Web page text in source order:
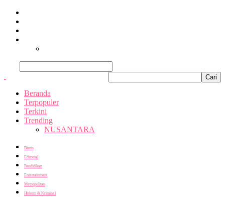
Beranda
Terpopuler
Terkini
Trending
NUSANTARA
Bisnis
Editorial
Pendidikan
Entertainment
Metropolitan
Hukum & Kriminal